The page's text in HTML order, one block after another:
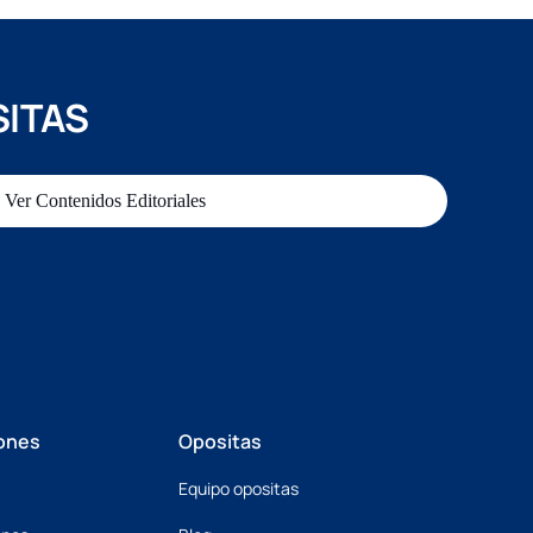
Ver Contenidos Editoriales
Opositas
Equipo opositas